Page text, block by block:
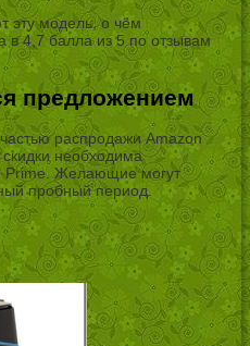
эту модель, о чём
в 4,7 балла из 5 по отзывам
предложением
распродажи Amazon
необходима
Prime. Желающие могут
пробный период.